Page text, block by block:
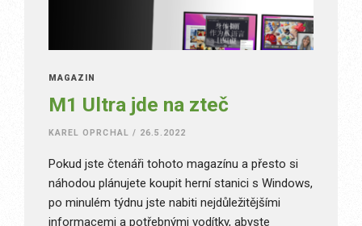
MAGAZÍN
M1 Ultra jde na zteč
KAREL OPRCHAL / 26.5.2022
Pokud jste čtenáři tohoto magazínu a přesto si
náhodou plánujete koupit herní stanici s Windows,
po minulém týdnu jste nabiti nejdůležitějšími
informacemi a potřebnými vodítky, abyste